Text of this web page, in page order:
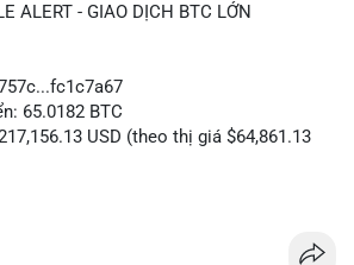
ALERT - GIAO DỊCH BTC LỚN
65.0182 BTC
USD (theo thị giá $64,861.13